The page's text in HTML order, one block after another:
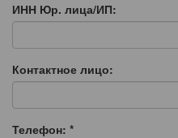
ИНН Юр. лица/ИП:
Контактное лицо:
Телефон: *